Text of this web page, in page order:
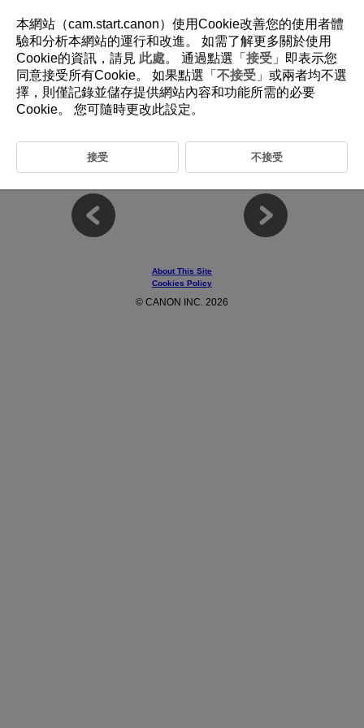
D403-016
Reference
Specifications
Trademarks and Licensing
About This Site
Cookies Policy
© CANON INC. 2026
本網站（cam.start.canon）使用Cookie改善您的使用者體
驗和分析本網站的運行和改進。 如需了解更多關於使用
Cookie的資訊，請見 此處。 通過點選「 接受 」即表示您
同意接受所有Cookie。 如果點選「 不接受 」或兩者均不選
擇，則僅記錄並儲存提供網站內容和功能所需的必要
Cookie。 您可隨時更改此設定。
接受 不接受